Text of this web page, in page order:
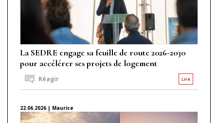
La SEDRE engage sa feuille de route 2026-2030
pour accélérer ses projets de logement
Lire
Réagir
22.06.2026 | Maurice